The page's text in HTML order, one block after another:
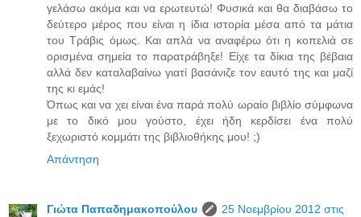
γελάσω ακόμα και να ερωτευτώ! Φυσικά και θα διαβάσω το
δεύτερο μέρος που είναι η ίδια ιστορία μέσα από τα μάτια
του Τράβις όμως. Και απλά να αναφέρω ότι η κοπελιά σε
ορισμένα σημεία το παρατράβηξε! Είχε τα δίκια της βέβαια
αλλά δεν καταλαβαίνω γιατί βασάνιζε τον εαυτό της και μαζί
της κι εμάς!
Όπως και να χει είναι ένα παρά πολύ ωραίο βιβλίο σύμφωνα
με το δικό μου γούστο, έχει ήδη κερδίσει ένα πολύ
ξεχωριστό κομμάτι της βιβλιοθήκης μου! ;)
Απάντηση
Γιώτα Παπαδημακοπούλου
25 Νοεμβρίου 2012 στις